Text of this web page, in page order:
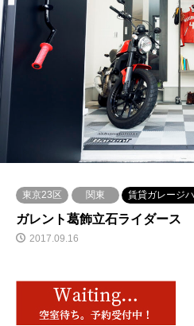
東京23区 関東 賃貸ガレージ
ガレント葛飾立石ライダース
2017.09.16